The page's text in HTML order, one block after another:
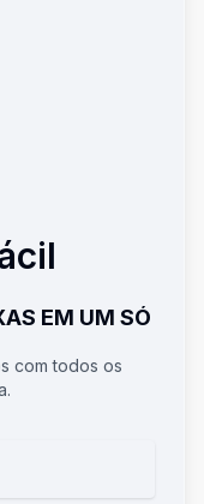
EM UM SÓ
com todos os